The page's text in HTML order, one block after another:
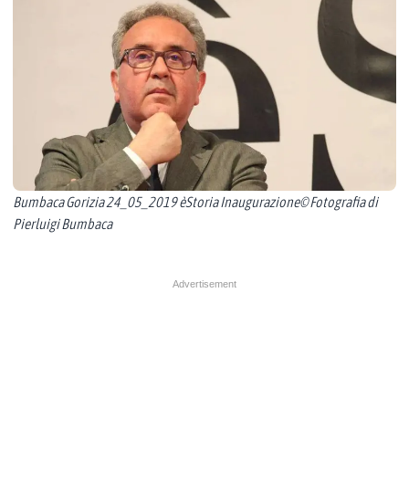
Bumbaca Gorizia 24_05_2019 èStoria Inaugurazione© Fotografia di
Pierluigi Bumbaca